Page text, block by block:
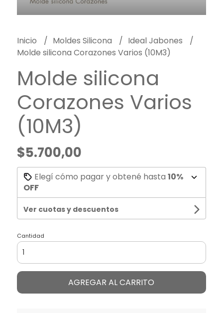
Inicio Moldes Silicona
Ideal Jabones
Molde silicona Corazones Varios (10M3)
Molde silicona
Corazones Varios
(10M3)
$5.700,00
Elegí cómo pagar y obtené hasta 10%
OFF
Ver cuotas y descuentos
Cantidad
AGREGAR AL CARRITO